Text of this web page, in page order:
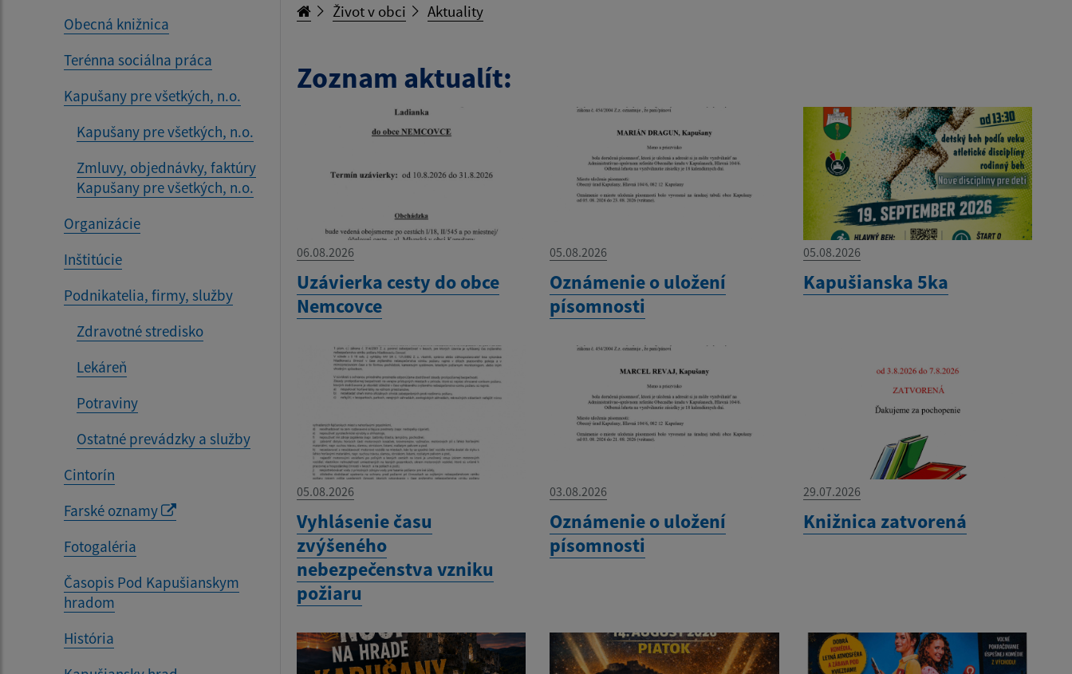
Obecná knižnica
Terénna sociálna práca
Kapušany pre všetkých, n.o.
Kapušany pre všetkých, n.o.
Zmluvy, objednávky, faktúry
Kapušany pre všetkých, n.o.
Organizácie
Inštitúcie
Podnikatelia, firmy, služby
Zdravotné stredisko
Lekáreň
Potraviny
Ostatné prevádzky a služby
Cintorín
Farské oznamy
Fotogaléria
Časopis Pod Kapušianskym
hradom
História
Život v obci Aktuality
Zoznam aktualít:
06.08.2026
Uzávierka cesty do obce
Nemcovce
05.08.2026
Oznámenie o uložení
písomnosti
05.08.2026
Kapušianska 5ka
05.08.2026
Vyhlásenie času
zvýšeného
nebezpečenstva vzniku
požiaru
03.08.2026
Oznámenie o uložení
písomnosti
29.07.2026
Knižnica zatvorená